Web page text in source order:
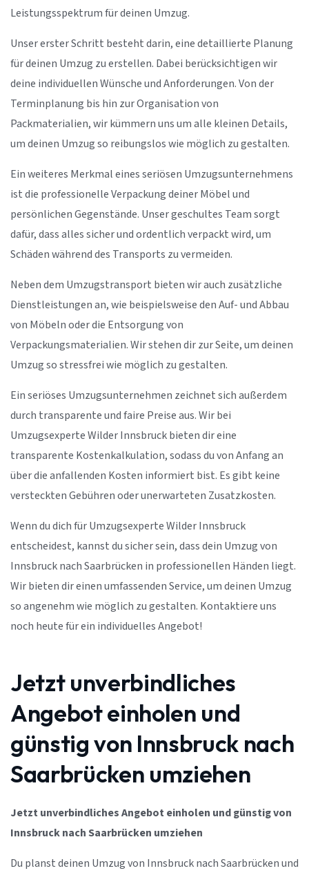
Leistungsspektrum für deinen Umzug.
Unser erster Schritt besteht darin, eine detaillierte Planung
für deinen Umzug zu erstellen. Dabei berücksichtigen wir
deine individuellen Wünsche und Anforderungen. Von der
Terminplanung bis hin zur Organisation von
Packmaterialien, wir kümmern uns um alle kleinen Details,
um deinen Umzug so reibungslos wie möglich zu gestalten.
Ein weiteres Merkmal eines seriösen Umzugsunternehmens
ist die professionelle Verpackung deiner Möbel und
persönlichen Gegenstände. Unser geschultes Team sorgt
dafür, dass alles sicher und ordentlich verpackt wird, um
Schäden während des Transports zu vermeiden.
Neben dem Umzugstransport bieten wir auch zusätzliche
Dienstleistungen an, wie beispielsweise den Auf- und Abbau
von Möbeln oder die Entsorgung von
Verpackungsmaterialien. Wir stehen dir zur Seite, um deinen
Umzug so stressfrei wie möglich zu gestalten.
Ein seriöses Umzugsunternehmen zeichnet sich außerdem
durch transparente und faire Preise aus. Wir bei
Umzugsexperte Wilder Innsbruck bieten dir eine
transparente Kostenkalkulation, sodass du von Anfang an
über die anfallenden Kosten informiert bist. Es gibt keine
versteckten Gebühren oder unerwarteten Zusatzkosten.
Wenn du dich für Umzugsexperte Wilder Innsbruck
entscheidest, kannst du sicher sein, dass dein Umzug von
Innsbruck nach Saarbrücken in professionellen Händen liegt.
Wir bieten dir einen umfassenden Service, um deinen Umzug
so angenehm wie möglich zu gestalten. Kontaktiere uns
noch heute für ein individuelles Angebot!
Jetzt unverbindliches
Angebot einholen und
günstig von Innsbruck nach
Saarbrücken umziehen
Jetzt unverbindliches Angebot einholen und günstig von
Innsbruck nach Saarbrücken umziehen
Du planst deinen Umzug von Innsbruck nach Saarbrücken und